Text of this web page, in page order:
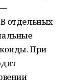
отдельных
При